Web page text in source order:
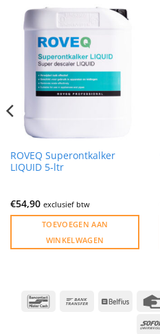
ROVEQ Superontkalker
LIQUID 5-ltr
€54,90 exclusief btw
TOEVOEGEN AAN
WINKELWAGEN
BancontactBank
Belfius